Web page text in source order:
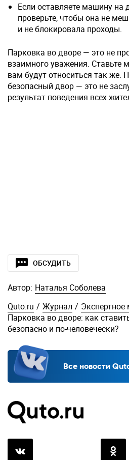
Если оставляете машину на
проверьте, чтобы она не
и не блокировала проходы.
Парковка во дворе — это не
взаимного уважения.
вам будут относиться так же.
безопасный двор — это не
результат поведения всех
ОБСУДИТЬ
Автор: Наталья Соболева
Quto.ru / Журнал / Экспертное
Парковка во дворе: как
безопасно и по-человечески?
Все новости